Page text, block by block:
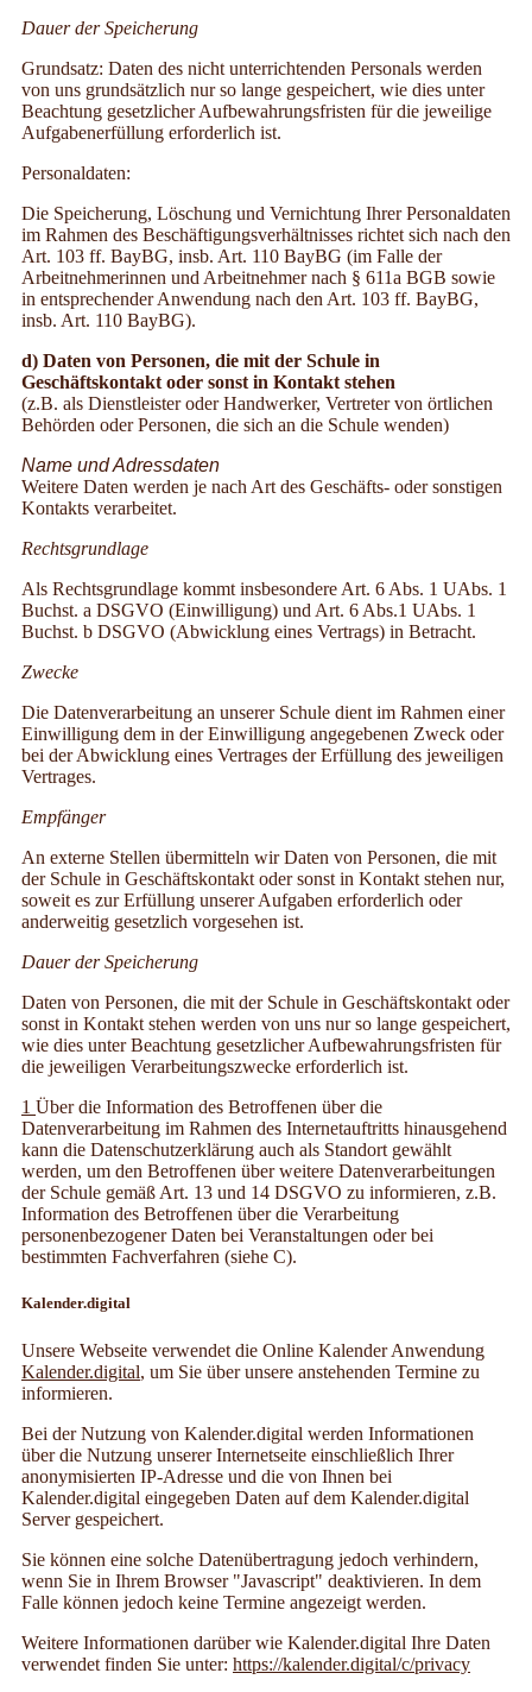
Dauer der Speicherung
Grundsatz: Daten des nicht unterrichtenden Personals werden
von uns grundsätzlich nur so lange gespeichert, wie dies unter
Beachtung gesetzlicher Aufbewahrungsfristen für die jeweilige
Aufgabenerfüllung erforderlich ist.
Personaldaten:
Die Speicherung, Löschung und Vernichtung Ihrer Personaldaten
im Rahmen des Beschäftigungsverhältnisses richtet sich nach den
Art. 103 ff. BayBG, insb. Art. 110 BayBG (im Falle der
Arbeitnehmerinnen und Arbeitnehmer nach § 611a BGB sowie
in entsprechender Anwendung nach den Art. 103 ff. BayBG,
insb. Art. 110 BayBG).
d) Daten von Personen, die mit der Schule in
Geschäftskontakt oder sonst in Kontakt stehen
(z.B. als Dienstleister oder Handwerker, Vertreter von örtlichen
Behörden oder Personen, die sich an die Schule wenden)
Name und Adressdaten
Weitere Daten werden je nach Art des Geschäfts- oder sonstigen
Kontakts verarbeitet.
Rechtsgrundlage
Als Rechtsgrundlage kommt insbesondere Art. 6 Abs. 1 UAbs. 1
Buchst. a DSGVO (Einwilligung) und Art. 6 Abs.1 UAbs. 1
Buchst. b DSGVO (Abwicklung eines Vertrags) in Betracht.
Zwecke
Die Datenverarbeitung an unserer Schule dient im Rahmen einer
Einwilligung dem in der Einwilligung angegebenen Zweck oder
bei der Abwicklung eines Vertrages der Erfüllung des jeweiligen
Vertrages.
Empfänger
An externe Stellen übermitteln wir Daten von Personen, die mit
der Schule in Geschäftskontakt oder sonst in Kontakt stehen nur,
soweit es zur Erfüllung unserer Aufgaben erforderlich oder
anderweitig gesetzlich vorgesehen ist.
Dauer der Speicherung
Daten von Personen, die mit der Schule in Geschäftskontakt oder
sonst in Kontakt stehen werden von uns nur so lange gespeichert,
wie dies unter Beachtung gesetzlicher Aufbewahrungsfristen für
die jeweiligen Verarbeitungszwecke erforderlich ist.
1 Über die Information des Betroffenen über die
Datenverarbeitung im Rahmen des Internetauftritts hinausgehend
kann die Datenschutzerklärung auch als Standort gewählt
werden, um den Betroffenen über weitere Datenverarbeitungen
der Schule gemäß Art. 13 und 14 DSGVO zu informieren, z.B.
Information des Betroffenen über die Verarbeitung
personenbezogener Daten bei Veranstaltungen oder bei
bestimmten Fachverfahren (siehe C).
Kalender.digital
Unsere Webseite verwendet die Online Kalender Anwendung
Kalender.digital, um Sie über unsere anstehenden Termine zu
informieren.
Bei der Nutzung von Kalender.digital werden Informationen
über die Nutzung unserer Internetseite einschließlich Ihrer
anonymisierten IP-Adresse und die von Ihnen bei
Kalender.digital eingegeben Daten auf dem Kalender.digital
Server gespeichert.
Sie können eine solche Datenübertragung jedoch verhindern,
wenn Sie in Ihrem Browser "Javascript" deaktivieren. In dem
Falle können jedoch keine Termine angezeigt werden.
Weitere Informationen darüber wie Kalender.digital Ihre Daten
verwendet finden Sie unter: https://kalender.digital/c/privacy